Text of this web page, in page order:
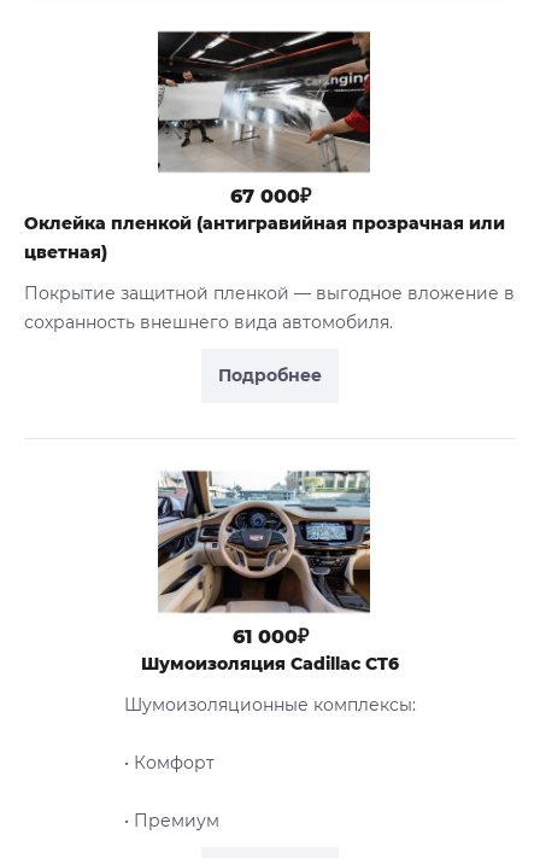
Подробнее
67 000₽
Оклейка пленкой (антигравийная прозрачная или
цветная)
Покрытие защитной пленкой — выгодное вложение в
сохранность внешнего вида автомобиля.
61 000₽
Шумоизоляция Cadillac CT6
Шумоизоляционные комплексы:
• Комфорт
• Премиум